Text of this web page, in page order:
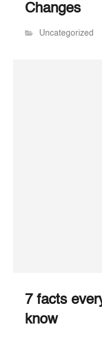
Changes
Uncategorized
7 facts
know